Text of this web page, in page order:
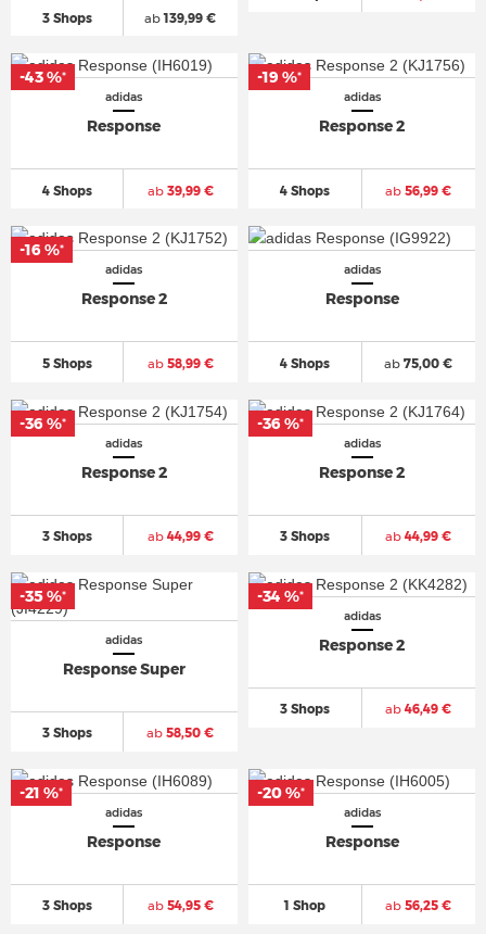
3 Shops ab139,99 €
adidas
Response
4 Shops ab39,99 €
-43 %*
adidas
Response 2
4 Shops ab 56,99 €
-19 %*
adidas
Response 2
5 Shops ab58,99 €
-16 %*
adidas
Response
4 Shops ab 75,00 €
adidas
Response 2
3 Shops ab44,99 €
-36 %*
adidas
Response 2
3 Shops ab 44,99 €
-36 %*
adidas
Response Super
3 Shops ab 58,50 €
-35 %*
adidas
Response 2
3 Shops ab 46,49 €
-34 %*
adidas
Response
3 Shops ab54,95 €
-21 %*
adidas
Response
1 Shop ab 56,25 €
-20 %*